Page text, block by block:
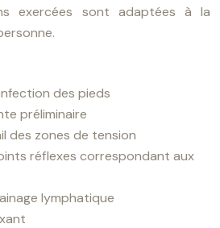
exercées sont adaptées à la
des pieds
préliminaire
des zones de tension
réflexes correspondant aux
lymphatique